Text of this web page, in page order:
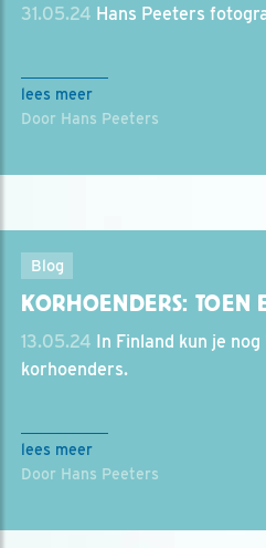
31.05.24 Hans Peeters
lees meer
Door Hans Peeters
Blog
KORHOENDERS: TOEN
13.05.24 In Finland kun je
korhoenders.
lees meer
Door Hans Peeters